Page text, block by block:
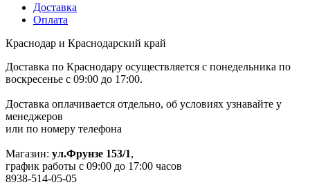
Доставка
Оплата
Краснодар и Краснодарский край
Доставка по Краснодару осуществляется с понедельника по
воскресенье с 09:00 до 17:00.
Доставка оплачивается отдельно, об условиях узнавайте у
менеджеров
или по номеру телефона
Магазин: ул.Фрунзе 153/1,
график работы с 09:00 до 17:00 часов
8938-514-05-05